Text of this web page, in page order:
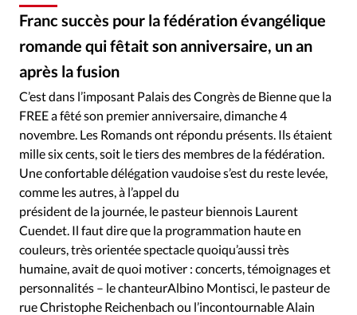
Faire un don
Se connecter
Édition: Internationale
Devise:CHF
Tous les articles
Actualité chrétienne
Actualité internationale
Chronique
Culture
Dossier
Eglises Foi Génération réveil
Monde
Opinions
Publireportage
Relations Aujourd'hui
Société
Tour du monde des Eglises
Trait d'Ixène
Vécu
Vie Intérieure
Franc succès pour la fédération évangélique
romande qui fêtait son anniversaire, un an
après la fusion
C’est dans l’imposant Palais des Congrès de Bienne que la
FREE a fêté son premier anniversaire, dimanche 4
novembre. Les Romands ont répondu présents. Ils étaient
mille six cents, soit le tiers des membres de la fédération.
Une confortable délégation vaudoise s’est du reste levée,
comme les autres, à l’appel du
président de la journée, le pasteur biennois Laurent
Cuendet. Il faut dire que la programmation haute en
couleurs, très orientée spectacle quoiqu’aussi très
humaine, avait de quoi motiver : concerts, témoignages et
personnalités – le chanteurAlbino Montisci, le pasteur de
rue Christophe Reichenbach ou l’incontournable Alain